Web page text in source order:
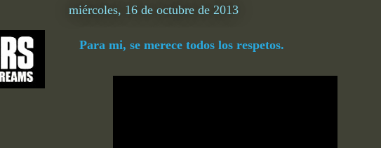
miércoles, 16 de octubre de 2013
Para mi, se merece todos los respetos.